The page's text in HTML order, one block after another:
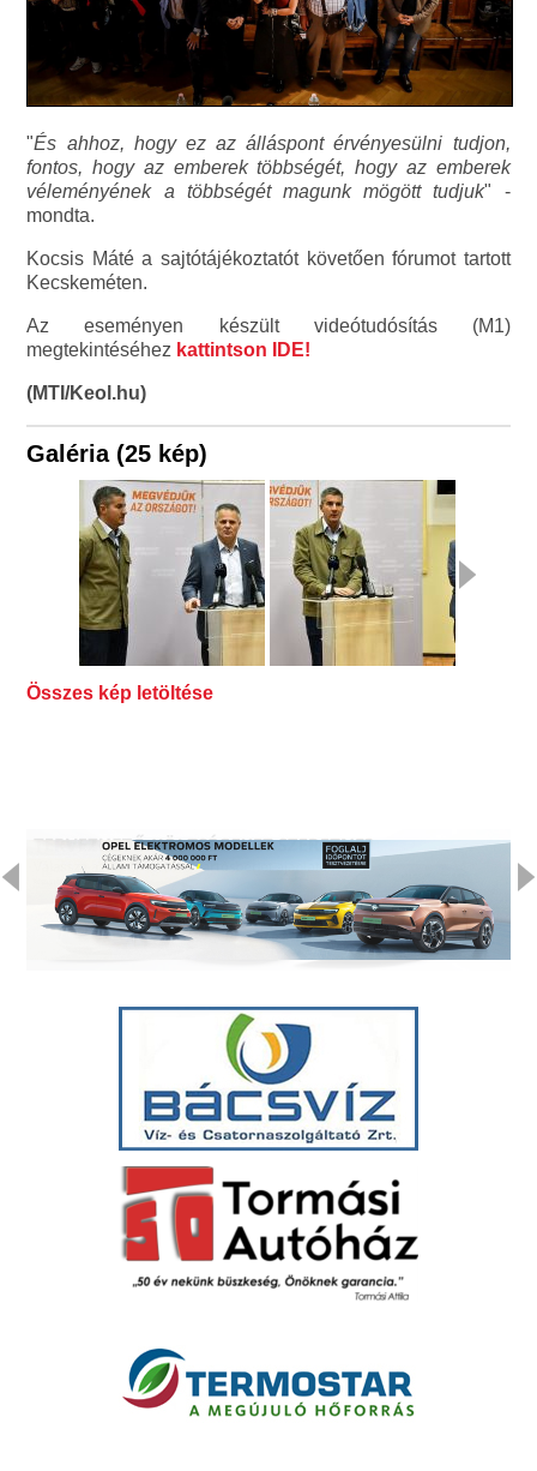
"És ahhoz, hogy ez az álláspont érvényesülni tudjon,
fontos, hogy az emberek többségét, hogy az emberek
véleményének a többségét magunk mögött tudjuk" -
mondta.
Kocsis Máté a sajtótájékoztatót követően fórumot tartott
Kecskeméten.
Az eseményen készült videótudósítás (M1)
megtekintéséhez kattintson IDE!
(MTI/Keol.hu)
Galéria (25 kép)
Összes kép letöltése